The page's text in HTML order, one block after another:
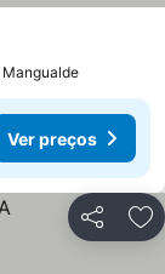
Mangualde
Ver preços
Partilhar